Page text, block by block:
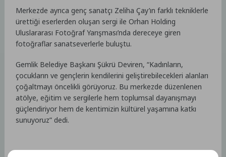
Merkezde ayrıca genç sanatçı Zeliha Çay’ın farklı tekniklerle
ürettiği eserlerden oluşan sergi ile Orhan Holding
Uluslararası Fotoğraf Yarışması’nda dereceye giren
fotoğraflar sanatseverlerle buluştu.
Gemlik Belediye Başkanı Şükrü Deviren, “Kadınların,
çocukların ve gençlerin kendilerini geliştirebilecekleri alanları
çoğaltmayı öncelikli görüyoruz. Bu merkezde düzenlenen
atölye, eğitim ve sergilerle hem toplumsal dayanışmayı
güçlendiriyor hem de kentimizin kültürel yaşamına katkı
sunuyoruz” dedi.